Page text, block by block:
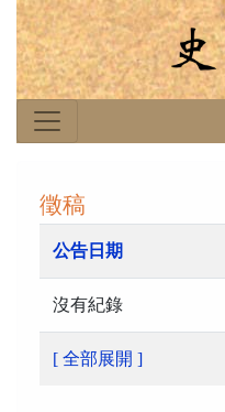
徵稿
公告日期
沒有紀錄
[ 全部展開 ]